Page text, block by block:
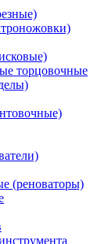
торцовочные
(реноваторы)